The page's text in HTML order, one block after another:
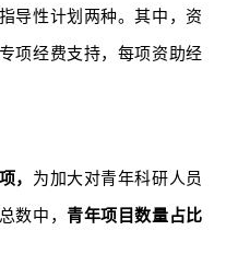
导性计划两种。其中，资
项经费支持，每项资助经
， 为加大对青年科研人员
数中，青年项目数量占比